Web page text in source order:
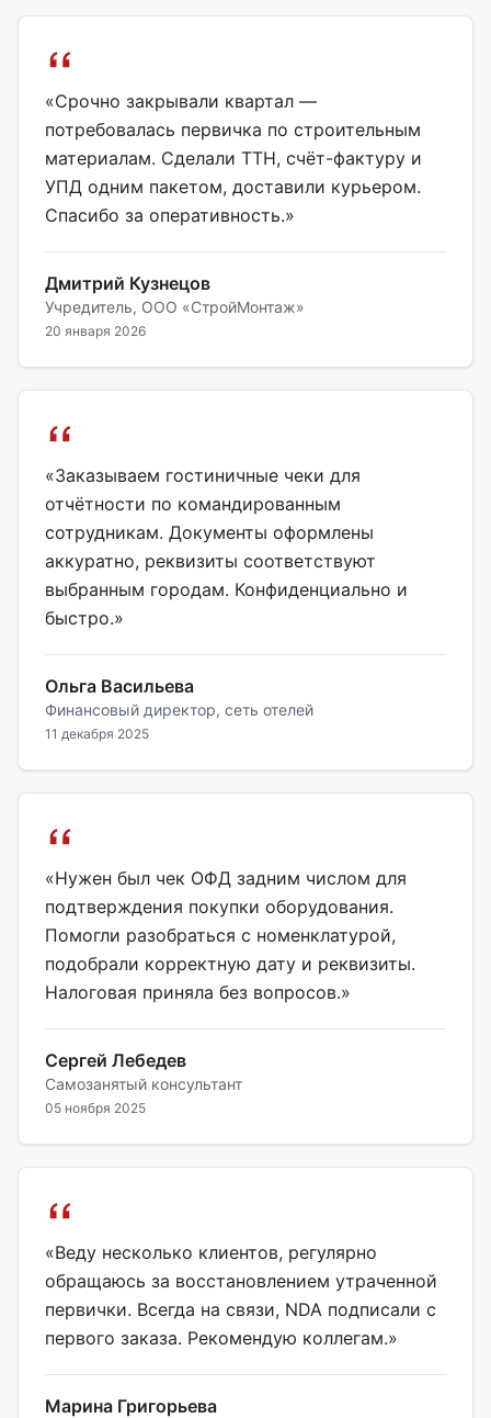
«Срочно закрывали квартал —
потребовалась первичка по строительным
материалам. Сделали ТТН, счёт-фактуру и
УПД одним пакетом, доставили курьером.
Спасибо за оперативность.»
Дмитрий Кузнецов
Учредитель, ООО «СтройМонтаж»
20 января 2026
«Заказываем гостиничные чеки для
отчётности по командированным
сотрудникам. Документы оформлены
аккуратно, реквизиты соответствуют
выбранным городам. Конфиденциально и
быстро.»
Ольга Васильева
Финансовый директор, сеть отелей
11 декабря 2025
«Нужен был чек ОФД задним числом для
подтверждения покупки оборудования.
Помогли разобраться с номенклатурой,
подобрали корректную дату и реквизиты.
Налоговая приняла без вопросов.»
Сергей Лебедев
Самозанятый консультант
05 ноября 2025
«Веду несколько клиентов, регулярно
обращаюсь за восстановлением утраченной
первички. Всегда на связи, NDA подписали с
первого заказа. Рекомендую коллегам.»
Марина Григорьева